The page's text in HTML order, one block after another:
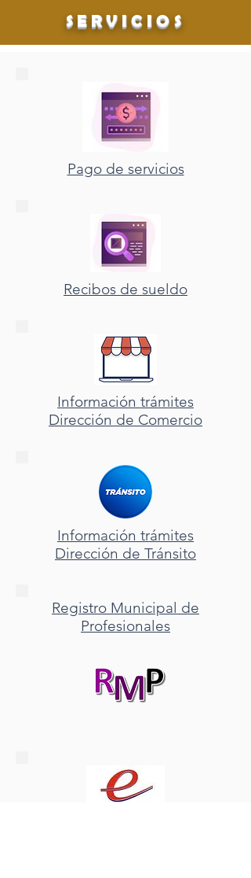
SERVICIOS
Pago de servicios
Recibos de sueldo
Información trámites
Dirección de Comercio
Información trámites
Dirección de Tránsito
Registro Municipal de
Profesionales